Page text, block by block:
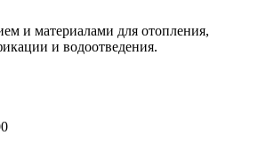
и материалами для отопления,
и водоотведения.